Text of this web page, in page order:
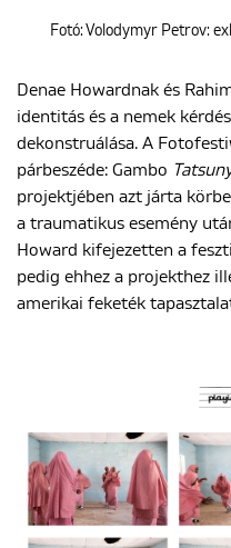
Fotó: Volodymyr Petrov:
Denae Howardnak és
identitás és a nemek
dekonstruálása. A
párbeszéde: Gambo
projektjében azt járta
a traumatikus esemény
Howard kifejezetten a
pedig ehhez a projekthez
amerikai feketék